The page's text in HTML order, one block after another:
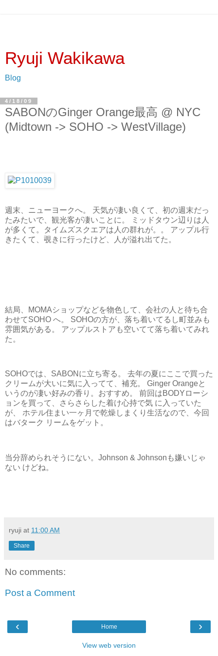
Ryuji Wakikawa
Blog
4/18/09
SABONのGinger Orange最高 @ NYC
(Midtown -> SOHO -> WestVillage)
週末、ニューヨークへ。 天気が凄い良くて、初の週末だっ
たみたいで、観光客が凄いことに。 ミッドタウン辺りは人
が多くて。タイムズスクエアは人の群れが。。 アップル行
きたくて、覗きに行ったけど、人が溢れ出てた。
結局、MOMAショップなどを物色して、会社の人と待ち合
わせてSOHO へ。 SOHOの方が、落ち着いてるし町並みも
雰囲気がある。 アップルストアも空いてて落ち着いてみれ
た。
SOHOでは、SABONに立ち寄る。 去年の夏にここで買った
クリームが大いに気に入ってて、補充。 Ginger Orangeと
いうのが凄い好みの香り。おすすめ。 前回はBODYローシ
ョンを買って、さらさらした着け心持で気 に入っていた
が、 ホテル住まい一ヶ月で乾燥しまくり生活なので、今回
はバターク リームをゲット。
当分辞められそうにない。Johnson & Johnsonも嫌いじゃ
ない けどね。
ryuji at 11:00 AM
Share
No comments:
Post a Comment
‹ ›
Home
View web version